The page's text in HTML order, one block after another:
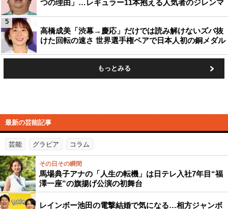
つの理由」…レギュラー11本抱える人気者のジレンマ
高橋成美「渋幕→慶応」だけでは読み解けないズバ抜
けた回転の速さ 世界選手権ペアで日本人初の銅メダル
5
もっとみる
最新の芸能記事
芸能 グラビア コラム
その日その瞬間
馬場典子アナの「人生の転機」は日テレ入社7年目“福
澤一座”の旗揚げ公演の初舞台
レインボー池田の電撃結婚で気になる…相方ジャンボ